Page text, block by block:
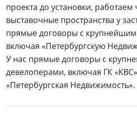
проекта до установки,
выставочные пространства у
прямые договоры с
включая «Петербургскую
У нас прямые договоры с
девелоперами, включая ГК
«Петербургская Недвижимость».